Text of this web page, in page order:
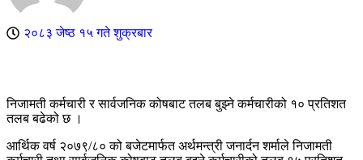
२०८३ जेष्ठ १५ गते शुक्रबार
निजामती कर्मचारी र सार्वजनिक कोषबाट तलब बुझ्ने कर्मचारीको १० प्रतिशत
तलब बढेको छ ।
आर्थिक वर्ष २०७९/८० को बजेटमार्फत अर्थमन्त्री जनार्दन शर्माले निजामती